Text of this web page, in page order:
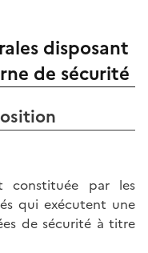
disposant
de sécurité
constituée par les
qui exécutent une
de sécurité à titre